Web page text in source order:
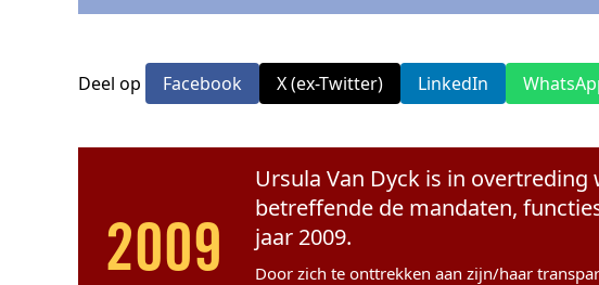
Deel op Facebook X (ex-Twitter) LinkedIn
2009
Ursula Van Dyck is in
betreffende de mandaten,
jaar 2009.
Door zich te onttrekken aan zijn/haar